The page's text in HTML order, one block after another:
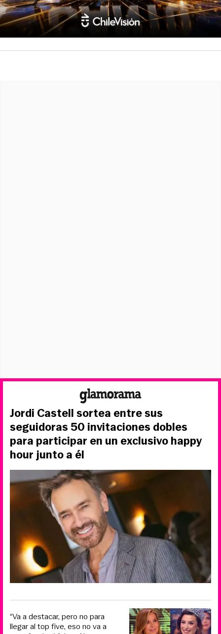
Jordi Castell sortea entre sus
seguidoras 50 invitaciones dobles
para participar en un exclusivo happy
hour junto a él
“Va a destacar, pero no para
llegar al top five, eso no va a